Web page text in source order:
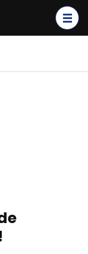
voyages,